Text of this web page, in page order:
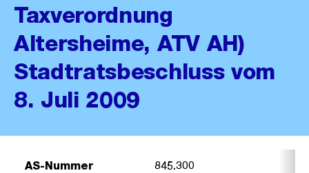
Taxverordnung
Altersheime, ATV AH)
Stadtratsbeschluss vom
8. Juli 2009
AS-Nummer 845.300